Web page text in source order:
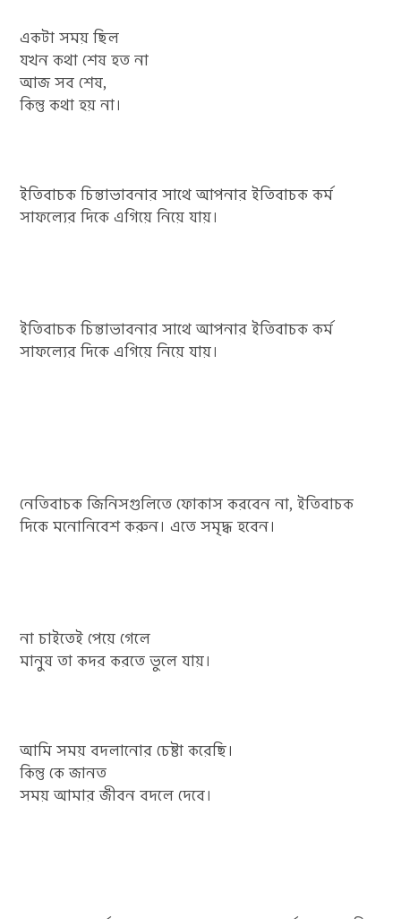
একটা সময় ছিল
যখন কথা শেষ হত না
আজ সব শেষ,
কিন্তু কথা হয় না।
ইতিবাচক চিন্তাভাবনার সাথে আপনার ইতিবাচক কর্ম
সাফল্যের দিকে এগিয়ে নিয়ে যায়।
ইতিবাচক চিন্তাভাবনার সাথে আপনার ইতিবাচক কর্ম
সাফল্যের দিকে এগিয়ে নিয়ে যায়।
নেতিবাচক জিনিসগুলিতে ফোকাস করবেন না, ইতিবাচক
দিকে মনোনিবেশ করুন। এতে সমৃদ্ধ হবেন।
না চাইতেই পেয়ে গেলে
মানুষ তা কদর করতে ভুলে যায়।
আমি সময় বদলানোর চেষ্টা করেছি।
কিন্তু কে জানত
সময় আমার জীবন বদলে দেবে।